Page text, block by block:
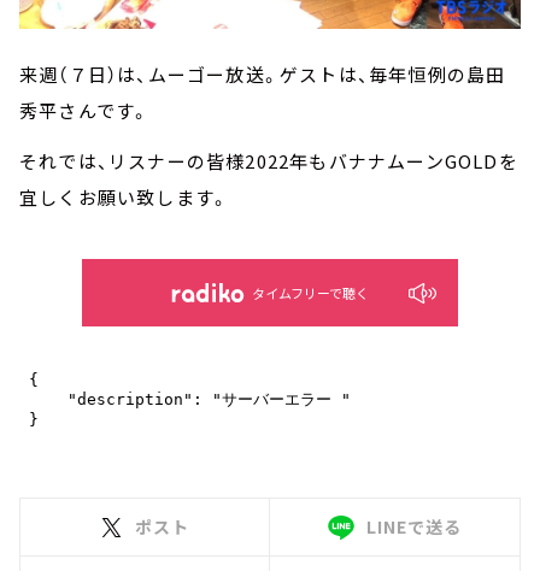
来週（７日）は、ムーゴー放送。ゲストは、毎年恒例の島田
秀平さんです。
それでは、リスナーの皆様2022年もバナナムーンGOLDを
宜しくお願い致します。
タイムフリーで聴く
ポスト LINEで送る